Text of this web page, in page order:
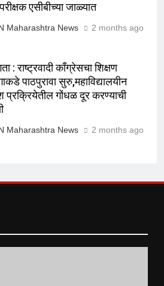
एसीबीच्या जाळ्यात
Maharashtra News 2 months ago
: राष्ट्रवादी काँग्रेसचा शिक्षण
पाठपुरावा सुरु,महाविद्यालयीन
प्रक्रियेतील गोंधळ दूर करण्याची
Maharashtra News 2 months ago